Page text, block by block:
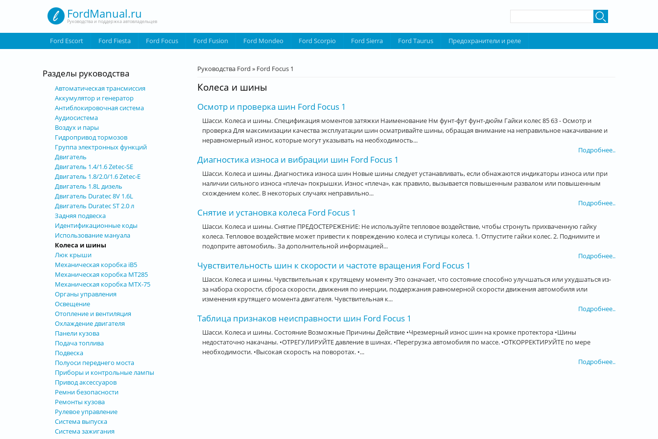
FordManual.ru
Руководства и поддержка автовладельцев
Ford Escort Ford Fiesta Ford Focus Ford Fusion Ford Mondeo Ford Scorpio Ford Sierra Ford Taurus Предохранители и реле
Вы здесь
Руководства Ford » Ford Focus 1
Колеса и шины
Осмотр и проверка шин Ford Focus 1
Шасси. Колеса и шины. Спецификация моментов затяжки Наименование Нм фунт-фут фунт-дюйм Гайки колес 85 63 - Осмотр и
проверка Для максимизации качества эксплуатации шин осматривайте шины, обращая внимание на неправильное накачивание и
неравномерный износ, которые могут указывать на необходимость...
Подробнее..
Диагностика износа и вибрации шин Ford Focus 1
Шасси. Колеса и шины. Диагностика износа шин Новые шины следует устанавливать, если обнажаются индикаторы износа или при
наличии сильного износа «плеча» покрышки. Износ «плеча», как правило, вызывается повышенным развалом или повышенным
схождением колес. В некоторых случаях неправильно...
Подробнее..
Снятие и установка колеса Ford Focus 1
Шасси. Колеса и шины. Снятие ПРЕДОСТЕРЕЖЕНИЕ: Не используйте тепловое воздействие, чтобы стронуть прихваченную гайку
колеса. Тепловое воздействие может привести к повреждению колеса и ступицы колеса. 1. Отпустите гайки колес. 2. Поднимите и
подоприте автомобиль. За дополнительной информацией...
Подробнее..
Чувствительность шин к скорости и частоте вращения Ford Focus 1
Шасси. Колеса и шины. Чувствительная к крутящему моменту Это означает, что состояние способно улучшаться или ухудшаться из-
за набора скорости, сброса скорости, движения по инерции, поддержания равномерной скорости движения автомобиля или
изменения крутящего момента двигателя. Чувствительная к...
Подробнее..
Таблица признаков неисправности шин Ford Focus 1
Шасси. Колеса и шины. Состояние Возможные Причины Действие •Чрезмерный износ шин на кромке протектора •Шины
недостаточно накачаны. •ОТРЕГУЛИРУЙТЕ давление в шинах. •Перегрузка автомобиля по массе. •ОТКОРРЕКТИРУЙТЕ по мере
необходимости. •Высокая скорость на поворотах. •...
Подробнее..
Разделы руководства
Автоматическая трансмиссия
Аккумулятор и генератор
Антиблокировочная система
Аудиосистема
Воздух и пары
Гидропривод тормозов
Группа электронных функций
Двигатель
Двигатель 1.4/1.6 Zetec-SE
Двигатель 1.8/2.0/1.6 Zetec-E
Двигатель 1.8L дизель
Двигатель Duratec 8V 1.6L
Двигатель Duratec ST 2.0 л
Задняя подвеска
Идентификационные коды
Использование мануала
Колеса и шины
Люк крыши
Механическая коробка iB5
Механическая коробка MT285
Механическая коробка MTX-75
Органы управления
Освещение
Отопление и вентиляция
Охлаждение двигателя
Панели кузова
Подача топлива
Подвеска
Полуоси переднего моста
Приборы и контрольные лампы
Привод аксессуаров
Ремни безопасности
Ремонты кузова
Рулевое управление
Система выпуска
Система зажигания